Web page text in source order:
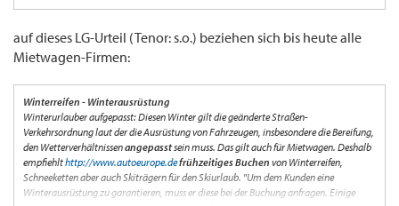
auf dieses LG-Urteil (Tenor: s.o.) beziehen sich bis heute alle
Mietwagen-Firmen:
Winterreifen - Winterausrüstung
Winterurlauber aufgepasst: Diesen Winter gilt die geänderte Straßen-
Verkehrsordnung laut der die Ausrüstung von Fahrzeugen, insbesondere die Bereifung,
den Wetterverhältnissenangepasstsein muss. Das gilt auch für Mietwagen. Deshalb
empfiehlthttp://www.autoeurope.defrühzeitiges Buchen von Winterreifen,
Schneeketten aber auch Skiträgern für den Skiurlaub. "Um dem Kunden eine
Winterausrüstung zu garantieren, muss er diese bei der Buchung anfragen. Einige